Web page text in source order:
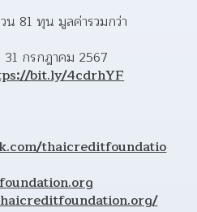
น 81 ทุน มูลค่ารวมกว่า
กรกฎาคม 2567
bit.ly/4cdrhYF
thaicreditfoundatio